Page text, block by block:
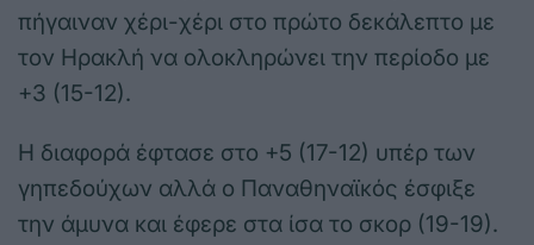
πήγαιναν χέρι-χέρι στο πρώτο δεκάλεπτο με
τον Ηρακλή να ολοκληρώνει την περίοδο με
+3 (15-12).
Η διαφορά έφτασε στο +5 (17-12) υπέρ των
γηπεδούχων αλλά ο Παναθηναϊκός έσφιξε
την άμυνα και έφερε στα ίσα το σκορ (19-19).